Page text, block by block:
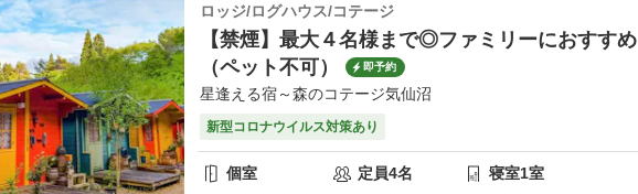
ロッジ/ログハウス/コテージ
【禁煙】最大４名様まで◎ファミリーにおすすめ
（ペット不可）
即予約
星逢える宿～森のコテージ気仙沼
新型コロナウイルス対策あり
個室 定員4名 寝室1室